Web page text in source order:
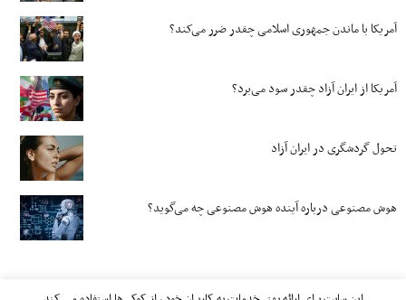
آمریکا با ماندن جمهوری اسلامی چقدر ضرر می‌کند؟
آمریکا از ایران آزاد چقدر سود می‌برد؟
تحول گردشگری در ایران آزاد
هوش مصنوعی درباره آینده هوش مصنوعی چه می‌گوید؟